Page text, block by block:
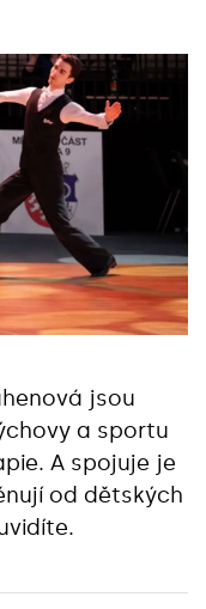
jsou
a sportu
A spojuje je
od dětských